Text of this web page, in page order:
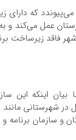
که دارای
عمل می‌کند
فاقد زیرساخت
اینکه این
شهرستانی مانند
و سازمان